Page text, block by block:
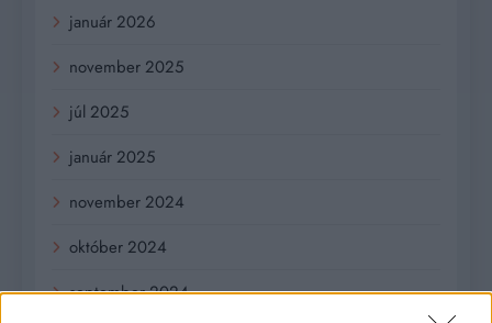
január 2026
november 2025
júl 2025
január 2025
november 2024
október 2024
september 2024